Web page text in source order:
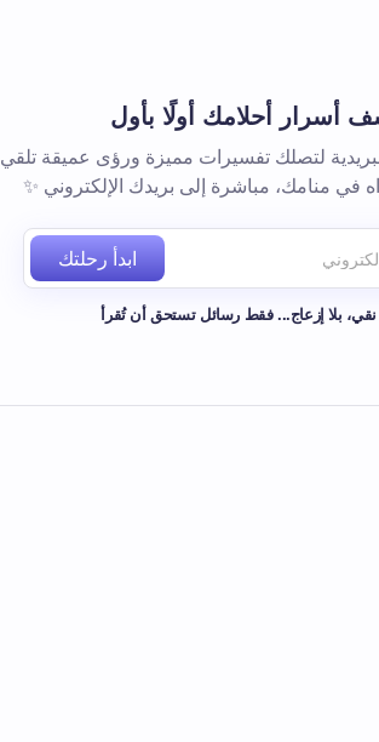
أسرار أحلامك أولًا بأول
لتصلك تفسيرات مميزة ورؤى عميقة تلقي
في منامك، مباشرة إلى بريدك الإلكتروني ✨
ابدأ رحلتك
نقي، بلا إزعاج... فقط رسائل تستحق أن تُقرأ